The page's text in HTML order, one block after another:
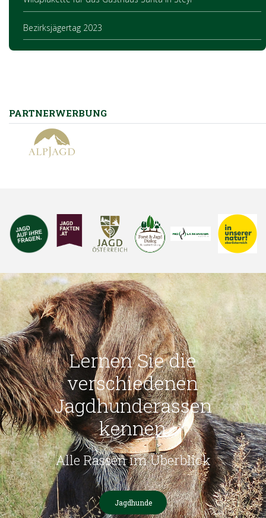
Bezirksjägertag 2023
PARTNERWERBUNG
Lernen Sie die
verschiedenen
Jagdhunderassen
kennen
Alle Rassen im Überblick
Jagdhunde